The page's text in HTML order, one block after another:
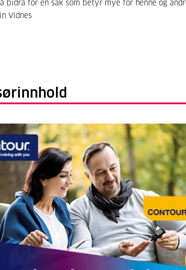
bidra for en sak som betyr mye for henne og
Vidnes